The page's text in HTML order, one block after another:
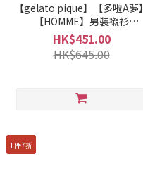
【gelato pique】【多啦A夢】
【HOMME】男裝襯衫
PMFT261938
HK$451.00
HK$645.00
1件7折